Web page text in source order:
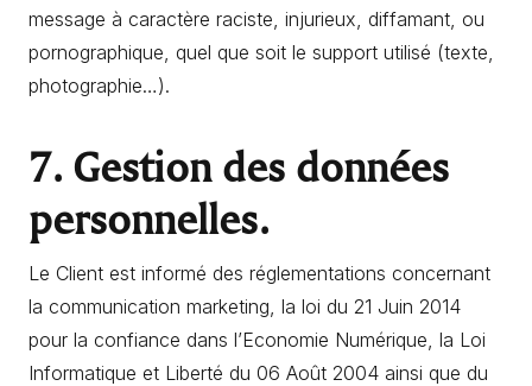
message à caractère raciste, injurieux, diffamant, ou
pornographique, quel que soit le support utilisé (texte,
photographie…).
7. Gestion des données
personnelles.
Le Client est informé des réglementations concernant
la communication marketing, la loi du 21 Juin 2014
pour la confiance dans l’Economie Numérique, la Loi
Informatique et Liberté du 06 Août 2004 ainsi que du